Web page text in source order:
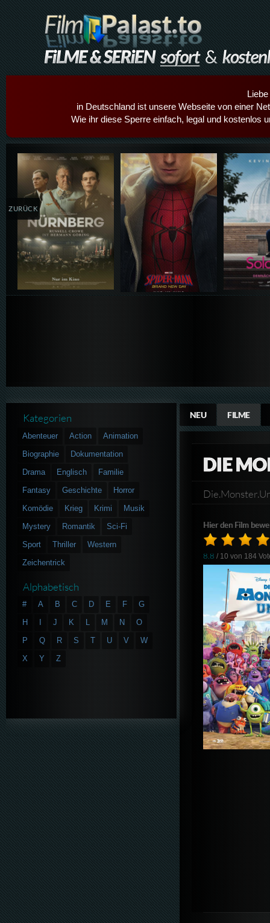
in Deutschland ist unsere Webseite von einer
Wie ihr diese Sperre einfach, legal und kostenlos
Details,Play Details,Play
ZURÜCK
NEU FILME
DIE
Hier den Film
8.8 / 10 von 184
Kategorien
Abenteuer Action
Animation
Biographie
Dokumentation
Drama
Englisch
Familie
Fantasy
Geschichte
Horror
Komödie
Krieg Krimi
Musik
Mystery
Romantik
Sci-Fi
Sport
Thriller
Western
Zeichentrick
Alphabetisch
# A B C D E F
G
H
J K L M N
O
P
Q R S T U V
W
X
Y Z